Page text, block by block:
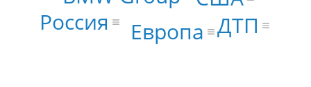
Россия Европа ДТП